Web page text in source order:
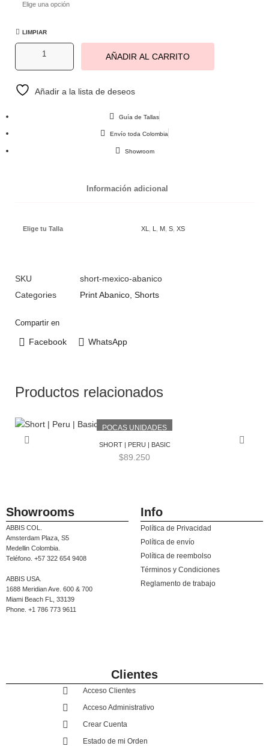
LIMPIAR
AÑADIR AL CARRITO
Añadir a la lista de deseos
Guía de Tallas
Envío toda Colombia
Showroom
Información adicional
Elige tu Talla XL L M ,S ,XS
SKU
short-mexico-abanico
Categories
Print Abanico Shorts
Compartir en
Facebook WhatsApp
Productos relacionados
POCAS UNIDADES
SHORT | PERU | BASIC
$89.250
Showrooms
ABBIS COL.
Amsterdam Plaza, S5
Medellin Colombia.
Teléfono. +57 322 654 9408
ABBIS USA.
1688 Meridian Ave. 600 & 700
Miami Beach FL, 33139
Phone. +1 786 773 9611
Info
Política de Privacidad
Política de envío
Política de reembolso
Términos y Condiciones
Reglamento de trabajo
Clientes
Acceso Clientes
Acceso Administrativo
Crear Cuenta
Estado de mi Orden